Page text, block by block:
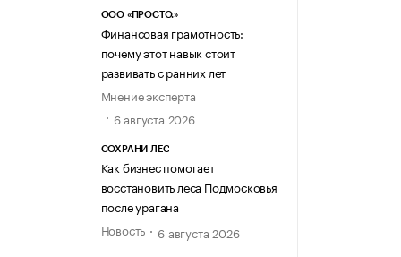
ООО «ПРОСТО.»
Финансовая грамотность:
почему этот навык стоит
развивать с ранних лет
Мнение эксперта
6 августа 2026
СОХРАНИ ЛЕС
Как бизнес помогает
восстановить леса Подмосковья
после урагана
Новость
6 августа 2026